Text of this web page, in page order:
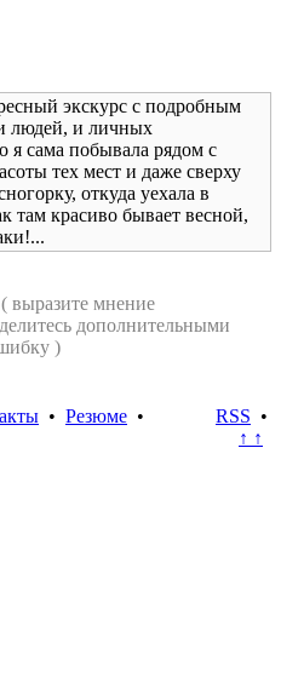
экскурс с подробным
людей, и личных
я сама побывала рядом с
тех мест и даже сверху
откуда уехала в
там красиво бывает весной,
( выразите мнение
дополнительными
)
• Резюме •
RSS •
↑ ↑